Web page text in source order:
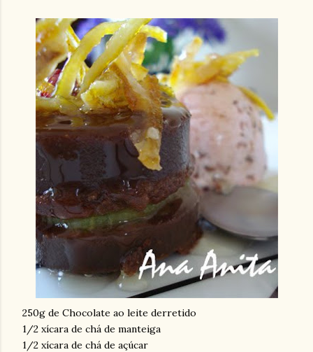
250g de Chocolate ao leite derretido
1/2 xícara de chá de manteiga
1/2 xícara de chá de açúcar